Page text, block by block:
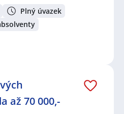
Plný úvazek
až 70 000,-